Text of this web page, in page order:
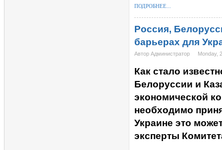
ПОДРОБНЕЕ...
Россия,
барьерах для
Автор Администратор Monday,
Как стало
Белоруссии и
экономической
необходимо
Украине это
эксперты